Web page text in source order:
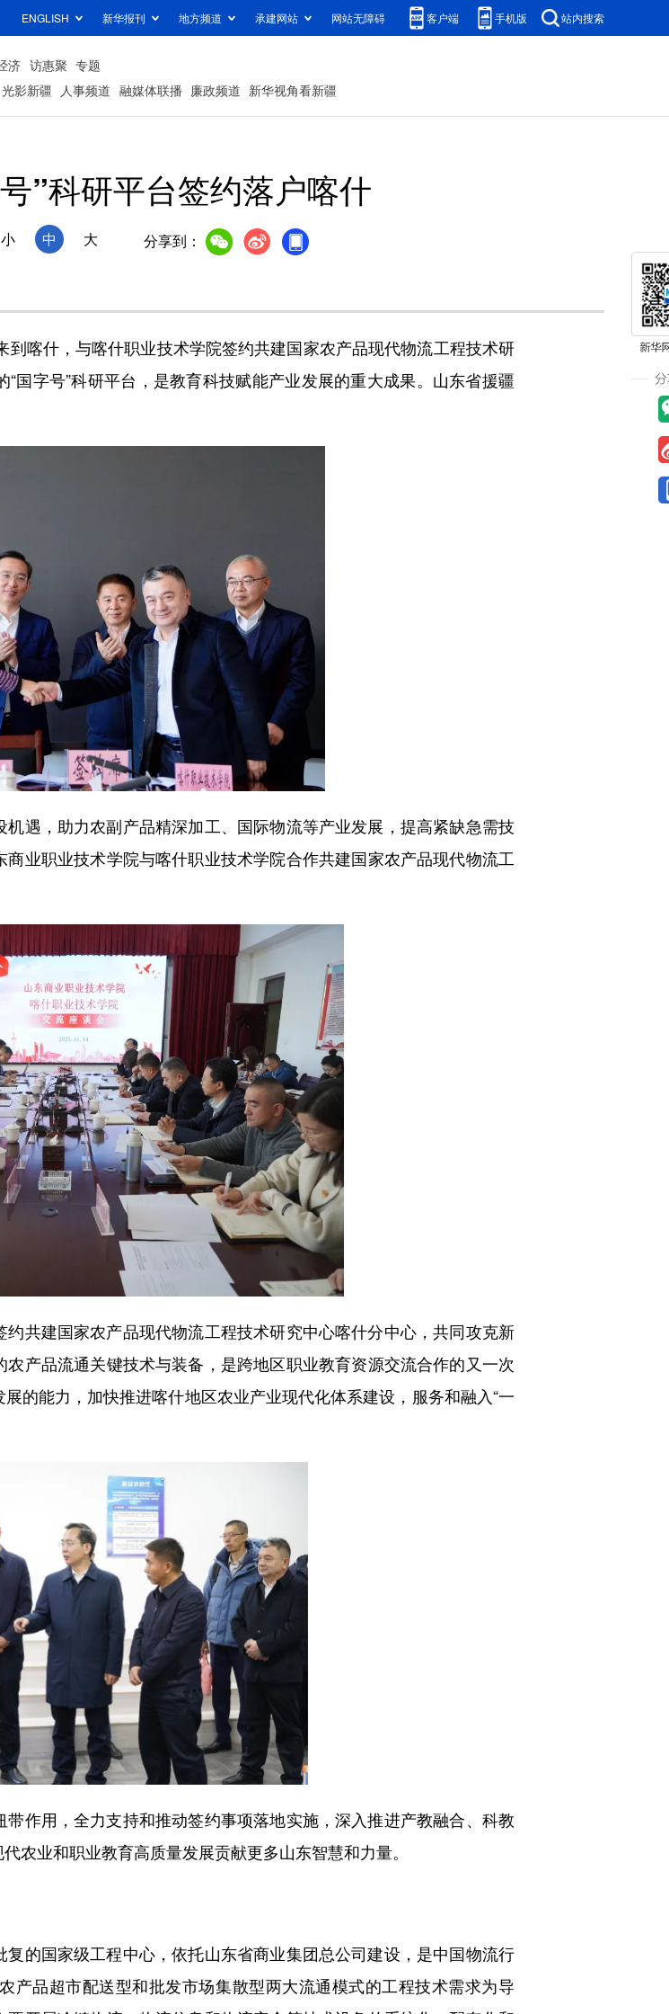
ENGLISH 新华报刊 地方频道 承建网站 网站无障碍 客户端 手机版 站内搜索
济 访惠聚 专题
光影新疆 人事频道 融媒体联播 廉政频道 新华视角看新疆
”科研平台签约落户喀什
小 中 大 分享到：
喀什，与喀什职业技术学院签约共建国家农产品现代物流工程技术研
国字号”科研平台，是教育科技赋能产业发展的重大成果。山东省援疆
，助力农副产品精深加工、国际物流等产业发展，提高紧缺急需技
业职业技术学院与喀什职业技术学院合作共建国家农产品现代物流工
建国家农产品现代物流工程技术研究中心喀什分中心，共同攻克新
产品流通关键技术与装备，是跨地区职业教育资源交流合作的又一次
的能力，加快推进喀什地区农业产业现代化体系建设，服务和融入“一
用，全力支持和推动签约事项落地实施，深入推进产教融合、科教
农业和职业教育高质量发展贡献更多山东智慧和力量。
国家级工程中心，依托山东省商业集团总公司建设，是中国物流行
产品超市配送型和批发市场集散型两大流通模式的工程技术需求为导